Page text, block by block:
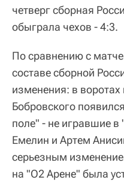
четверг сборная
обыграла чехов - 4:3.
По сравнению с
составе сборной
изменения: в воротах
Бобровского
поле" - не игравшие
Емелин и Артем
серьезным
на "О2 Арене" была